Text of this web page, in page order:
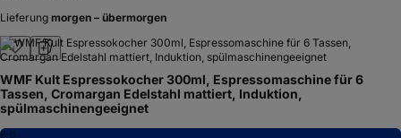
Lieferung morgen – übermorgen
WMF Kult Espressokocher 300ml, Espressomaschine für 6
Tassen, Cromargan Edelstahl mattiert, Induktion,
spülmaschinengeeignet
8,0